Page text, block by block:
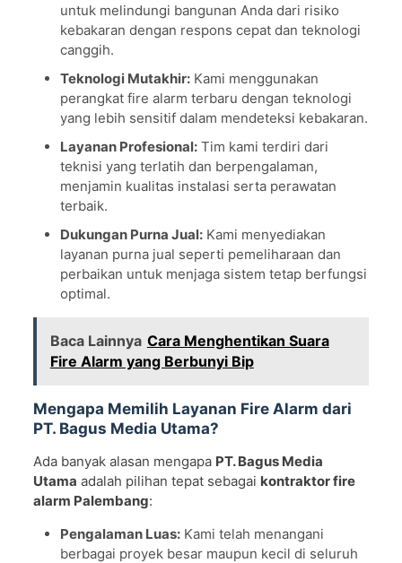
untuk melindungi bangunan Anda dari risiko
kebakaran dengan respons cepat dan teknologi
canggih.
Teknologi Mutakhir:Kami menggunakan
perangkat fire alarm terbaru dengan teknologi
yang lebih sensitif dalam mendeteksi kebakaran.
Layanan Profesional:Tim kami terdiri dari
teknisi yang terlatih dan berpengalaman,
menjamin kualitas instalasi serta perawatan
terbaik.
Dukungan Purna Jual:Kami menyediakan
layanan purna jual seperti pemeliharaan dan
perbaikan untuk menjaga sistem tetap berfungsi
optimal.
Baca Lainnya Cara Menghentikan Suara
Fire Alarm yang Berbunyi Bip
Mengapa Memilih Layanan Fire Alarm dari
PT. Bagus Media Utama?
Ada banyak alasan mengapa PT. Bagus Media
Utama adalah pilihan tepat sebagai kontraktor fire
alarm Palembang:
Pengalaman Luas:Kami telah menangani
berbagai proyek besar maupun kecil di seluruh